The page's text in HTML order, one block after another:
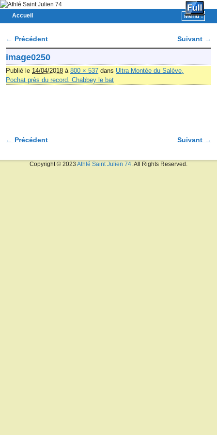
Accueil
Menu ↓
Navigation des images
← Précédent Suivant →
image0250
Publié le 14/04/2018 à 800 × 537 dans Ultra Montée du Salève,
Pochat près du record, Chabbey le bat
Navigation des images
← Précédent Suivant →
Copyright © 2023 Athlé Saint Julien 74 . All Rights Reserved.